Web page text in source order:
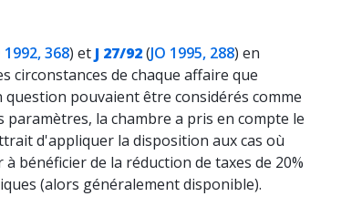
1992, 368) et J 27/92(JO 1995, 288) en
circonstances de chaque affaire que
question pouvaient être considérés comme
la chambre a pris en compte le
d'appliquer la disposition aux cas où
bénéficier de la réduction de taxes de 20%
(alors généralement disponible).